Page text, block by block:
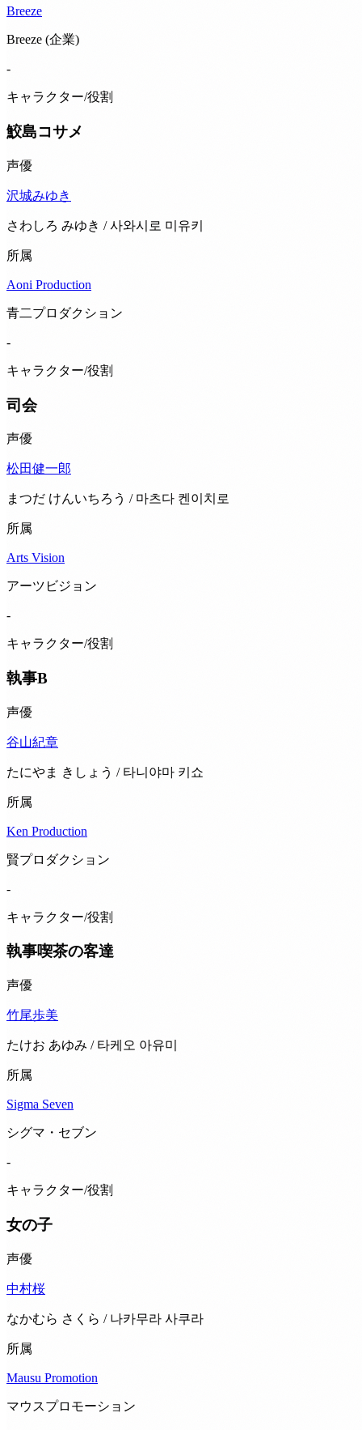
Breeze
Breeze (企業)
-
キャラクター/役割
鮫島コサメ
声優
沢城みゆき
さわしろ みゆき / 사와시로 미유키
所属
Aoni Production
青二プロダクション
-
キャラクター/役割
司会
声優
松田健一郎
まつだ けんいちろう / 마츠다 켄이치로
所属
Arts Vision
アーツビジョン
-
キャラクター/役割
執事B
声優
谷山紀章
たにやま きしょう / 타니야마 키쇼
所属
Ken Production
賢プロダクション
-
キャラクター/役割
執事喫茶の客達
声優
竹尾歩美
たけお あゆみ / 타케오 아유미
所属
Sigma Seven
シグマ・セブン
-
キャラクター/役割
女の子
声優
中村桜
なかむら さくら / 나카무라 사쿠라
所属
Mausu Promotion
マウスプロモーション